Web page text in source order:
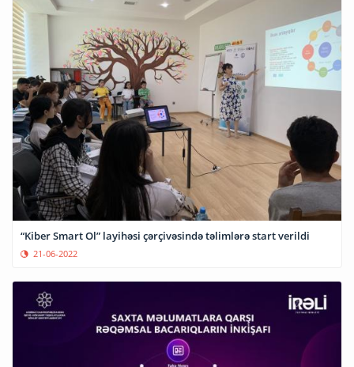
“Kiber Smart Ol” layihəsi çərçivəsində təlimlərə start verildi
21-06-2022